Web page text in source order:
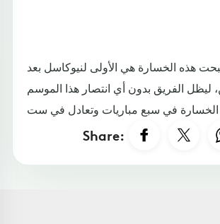
هذه الخسارة هي الأولى لنيوكاسل بعد
ليظل الفريق بدون أي انتصار هذا الموسم
Share: